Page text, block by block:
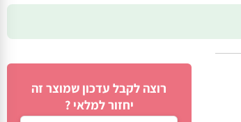
רוצה לקבל עדכון שמוצר זה
יחזור למלאי ?